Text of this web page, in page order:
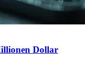
Dollar